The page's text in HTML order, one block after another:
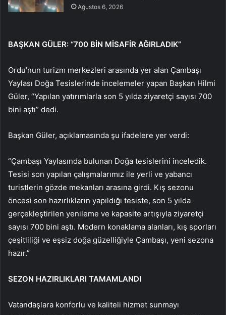
Ağustos 6, 2026
BAŞKAN GÜLER: “700 BİN MİSAFİR AĞIRLADIK”
Ordu’nun turizm merkezleri arasında yer alan Çambaşı
Yaylası Doğa Tesislerinde incelemeler yapan Başkan Hilmi
Güler, “Yapılan yatırımlarla son 5 yılda ziyaretçi sayısı 700
bini aştı” dedi.
Başkan Güler, açıklamasında şu ifadelere yer verdi:
“Çambaşı Yaylasında bulunan Doğa tesislerini inceledik.
Tesisi son yapılan çalışmalarımız ile yerli ve yabancı
turistlerin gözde mekanları arasına girdi. Kış sezonu
öncesi son hazırlıkların yapıldığı tesiste, son 5 yılda
gerçekleştirilen yenileme ve kapasite artışıyla ziyaretçi
sayısı 700 bini aştı. Modern konaklama alanları, kış sporları
çeşitliliği ve eşsiz doğa güzelliğiyle Çambaşı, yeni sezona
hazır.”
SEZON HAZIRLIKLARI TAMAMLANDI
Vatandaşlara konforlu ve kaliteli hizmet sunmayı